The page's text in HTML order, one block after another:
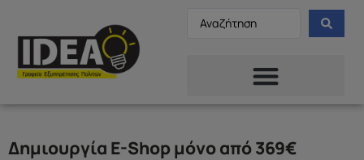
Δημιουργία E-Shop μόνο από 369€